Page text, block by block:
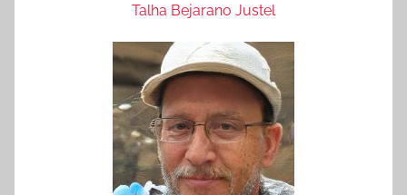
Talha Bejarano Justel